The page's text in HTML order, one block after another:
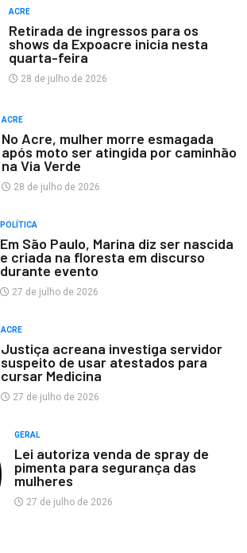
ACRE
Retirada de ingressos para os
shows da Expoacre inicia nesta
quarta-feira
28 de julho de 2026
ACRE
No Acre, mulher morre esmagada
após moto ser atingida por caminhão
na Via Verde
28 de julho de 2026
POLÍTICA
Em São Paulo, Marina diz ser nascida
e criada na floresta em discurso
durante evento
27 de julho de 2026
ACRE
Justiça acreana investiga servidor
suspeito de usar atestados para
cursar Medicina
27 de julho de 2026
GERAL
Lei autoriza venda de spray de
pimenta para segurança das
mulheres
27 de julho de 2026